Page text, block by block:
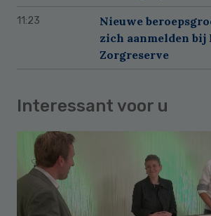
11:23
Nieuwe
zich aanmelden bij
Zorgreserve
Interessant voor u